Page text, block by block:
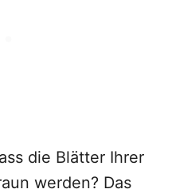
die Blätter Ihrer
werden? Das